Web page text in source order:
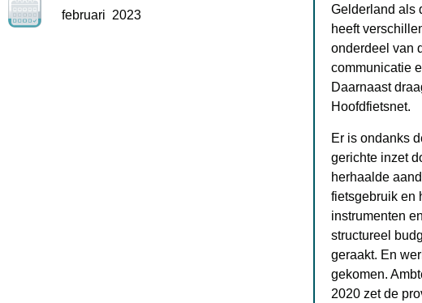
februari 2023
Gelderland als
heeft
onderdeel van
communicatie
Daarnaast
Hoofdfietsnet.
Er is ondanks
gerichte inzet
herhaalde
fietsgebruik en
instrumenten
structureel
geraakt. En
gekomen.
2020 zet de